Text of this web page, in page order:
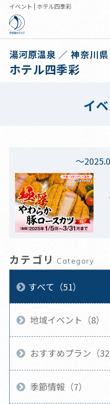
イベント | ホテル四季彩
湯河原温泉 ／ 神奈川県
ホテル四季彩
イ
～
カテゴリ Category
すべて（51）
地域イベント（8）
おすすめプラン（32
季節情報（7）